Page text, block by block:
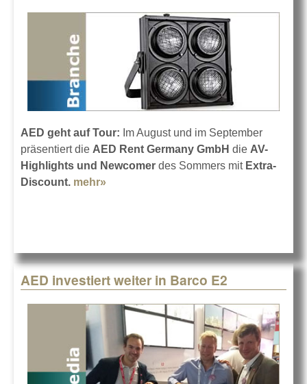
AED geht auf Tour: Im August und im September
präsentiert die AED Rent Germany GmbH die AV-
Highlights und Newcomer des Sommers mitExtra-
Discount. mehr»
AED investiert weiter in Barco E2